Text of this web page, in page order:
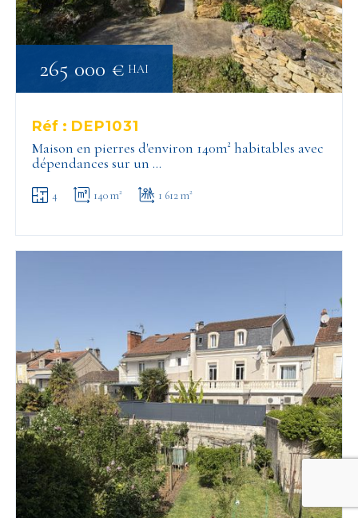
Réf : DEP1031
Maison en pierres d'environ 140m² habitables avec
dépendances sur un …
4 140 m² 1 612 m²
265 000 € HAI